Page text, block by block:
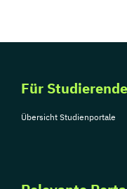
Für Studierende
Übersicht Studienportale